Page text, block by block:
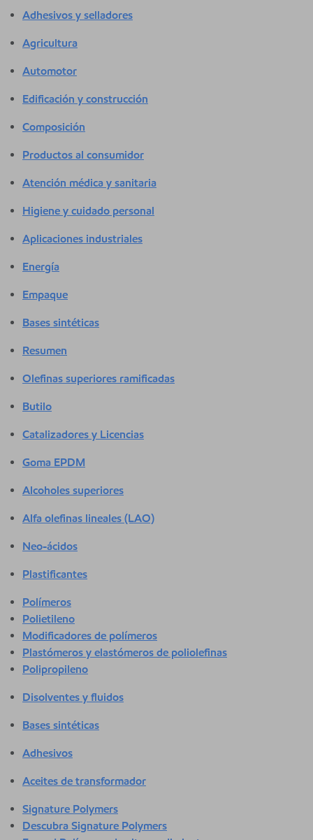
Adhesivos y selladores
Agricultura
Automotor
Edificación y construcción
Composición
Productos al consumidor
Atención médica y sanitaria
Higiene y cuidado personal
Aplicaciones industriales
Energía
Empaque
Bases sintéticas
Resumen
Olefinas superiores ramificadas
Butilo
Catalizadores y Licencias
Goma EPDM
Alcoholes superiores
Alfa olefinas lineales (LAO)
Neo-ácidos
Plastificantes
Polímeros
Polietileno
Modificadores de polímeros
Plastómeros y elastómeros de poliolefinas
Polipropileno
Disolventes y fluidos
Bases sintéticas
Adhesivos
Aceites de transformador
Signature Polymers
Descubra Signature Polymers